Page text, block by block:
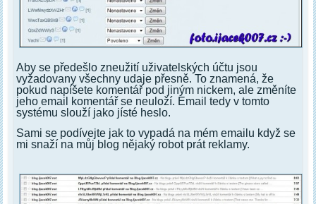
Aby se předešlo zneužití uživatelských účtu jsou
vyžadovany všechny udaje přesně. To znamená, že
pokud napíšete komentář pod jiným nickem, ale změníte
jeho email komentář se neuloží. Email tedy v tomto
systému slouží jako jísté heslo.
Sami se podívejte jak to vypadá na mém emailu když se
mi snaží na můj blog nějaký robot prát reklamy.